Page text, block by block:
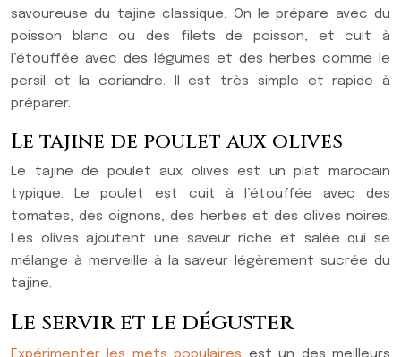
savoureuse du tajine classique. On le prépare avec du
poisson blanc ou des filets de poisson, et cuit à
l’étouffée avec des légumes et des herbes comme le
persil et la coriandre. Il est très simple et rapide à
préparer.
Le tajine de poulet aux olives
Le tajine de poulet aux olives est un plat marocain
typique. Le poulet est cuit à l’étouffée avec des
tomates, des oignons, des herbes et des olives noires.
Les olives ajoutent une saveur riche et salée qui se
mélange à merveille à la saveur légèrement sucrée du
tajine.
Le servir et le déguster
Expérimenter les mets populaires est un des meilleurs